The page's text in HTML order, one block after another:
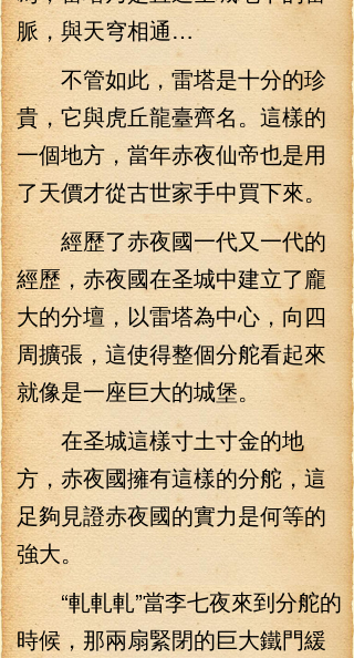
脈，與天穹相通…
不管如此，雷塔是十分的珍
貴，它與虎丘龍臺齊名。這樣的
一個地方，當年赤夜仙帝也是用
了天價才從古世家手中買下來。
經歷了赤夜國一代又一代的
經歷，赤夜國在圣城中建立了龐
大的分壇，以雷塔為中心，向四
周擴張，這使得整個分舵看起來
就像是一座巨大的城堡。
在圣城這樣寸土寸金的地
方，赤夜國擁有這樣的分舵，這
足夠見證赤夜國的實力是何等的
強大。
“軋軋軋”當李七夜來到分舵的
時候，那兩扇緊閉的巨大鐵門緩